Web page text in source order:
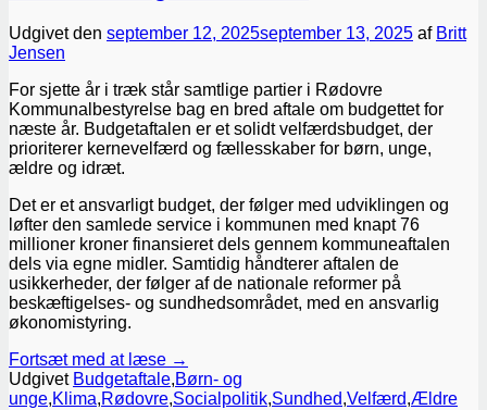
Udgivet den september 12, 2025september 13, 2025 af Britt
Jensen
For sjette år i træk står samtlige partier i Rødovre
Kommunalbestyrelse bag en bred aftale om budgettet for
næste år. Budgetaftalen er et solidt velfærdsbudget, der
prioriterer kernevelfærd og fællesskaber for børn, unge,
ældre og idræt.
Det er et ansvarligt budget, der følger med udviklingen og
løfter den samlede service i kommunen med knapt 76
millioner kroner finansieret dels gennem kommuneaftalen
dels via egne midler. Samtidig håndterer aftalen de
usikkerheder, der følger af de nationale reformer på
beskæftigelses- og sundhedsområdet, med en ansvarlig
økonomistyring.
Fortsæt med at læse →
Udgivet Budgetaftale,Børn- og
unge,Klima,Rødovre,Socialpolitik,Sundhed,Velfærd,Ældre